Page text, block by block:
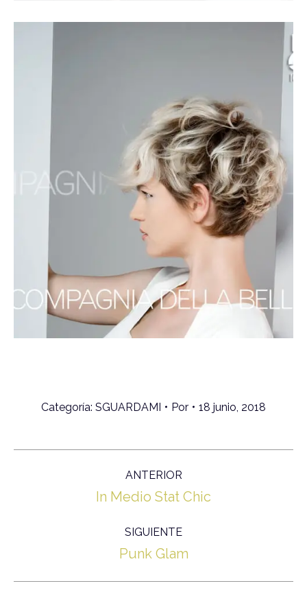
Categoría: SGUARDAMI Por 18 junio, 2018
ANTERIOR
Proyecto
In Medio Stat Chic
SIGUIENTE
Proyecto
Punk Glam